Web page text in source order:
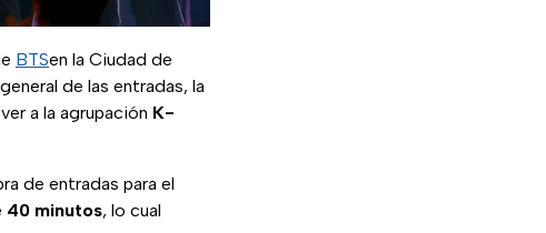
BTSen la Ciudad de
de las entradas, la
a la agrupación K-
de entradas para el
40 minutos, lo cual